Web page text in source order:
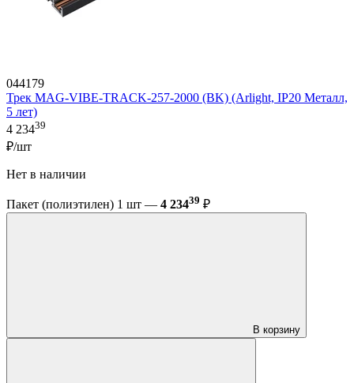
044179
Трек MAG-VIBE-TRACK-257-2000 (BK) (Arlight, IP20 Металл,
5 лет)
4 23439
₽/шт
Нет в наличии
Пакет (полиэтилен) 1 шт — 4 23439 ₽
В корзину